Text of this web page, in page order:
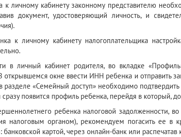
к личному кабинету законному представителю
документ, удостоверяющий личность, и
к личному кабинету налогоплательщика
в личный кабинет родителя, во вкладке
открывшемся окне ввести ИНН ребенка и отправить
разделе «Семейный доступ» необходимо
появится профиль ребенка, перейдя в который,
ребенка налоговой задолженности,
налоговым органом), рекомендуем погасить ее
картой, через онлайн-банк или распечатав